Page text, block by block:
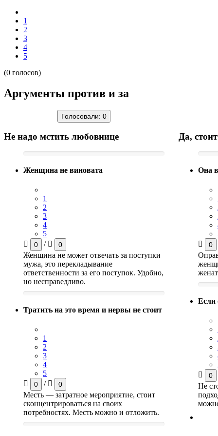
1
2
3
4
5
(0 голосов)
Аргументы против и за
Голосовали:0
Не надо мстить любовнице
Женщина не виновата
1
2
3
4
5
0 / 0
Женщина не может отвечать за поступки
мужа, это перекладывание
ответственности за его поступок. Удобно,
но несправедливо.
Тратить на это время и нервы не стоит
1
2
3
4
5
0 / 0
Месть — затратное мероприятие, стоит
сконцентрироваться на своих
потребностях. Месть можно и отложить.
Да,
Она
0
Если
0
Не